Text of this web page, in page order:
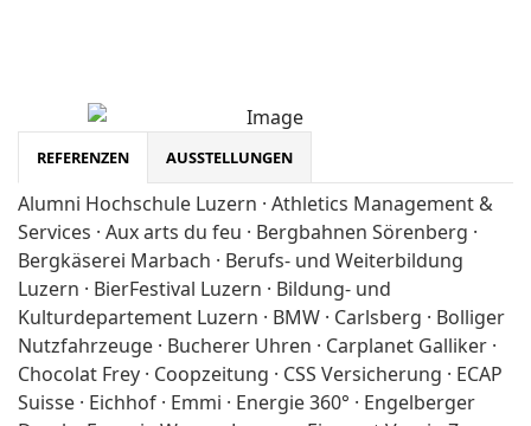
REFERENZEN AUSSTELLUNGEN
Alumni Hochschule Luzern · Athletics Management &
Services · Aux arts du feu · Bergbahnen Sörenberg ·
Bergkäserei Marbach · Berufs- und Weiterbildung
Luzern · BierFestival Luzern · Bildung- und
Kulturdepartement Luzern · BMW · Carlsberg · Bolliger
Nutzfahrzeuge · Bucherer Uhren · Carplanet Galliker ·
Chocolat Frey · Coopzeitung · CSS Versicherung · ECAP
Suisse · Eichhof · Emmi · Energie 360° · Engelberger